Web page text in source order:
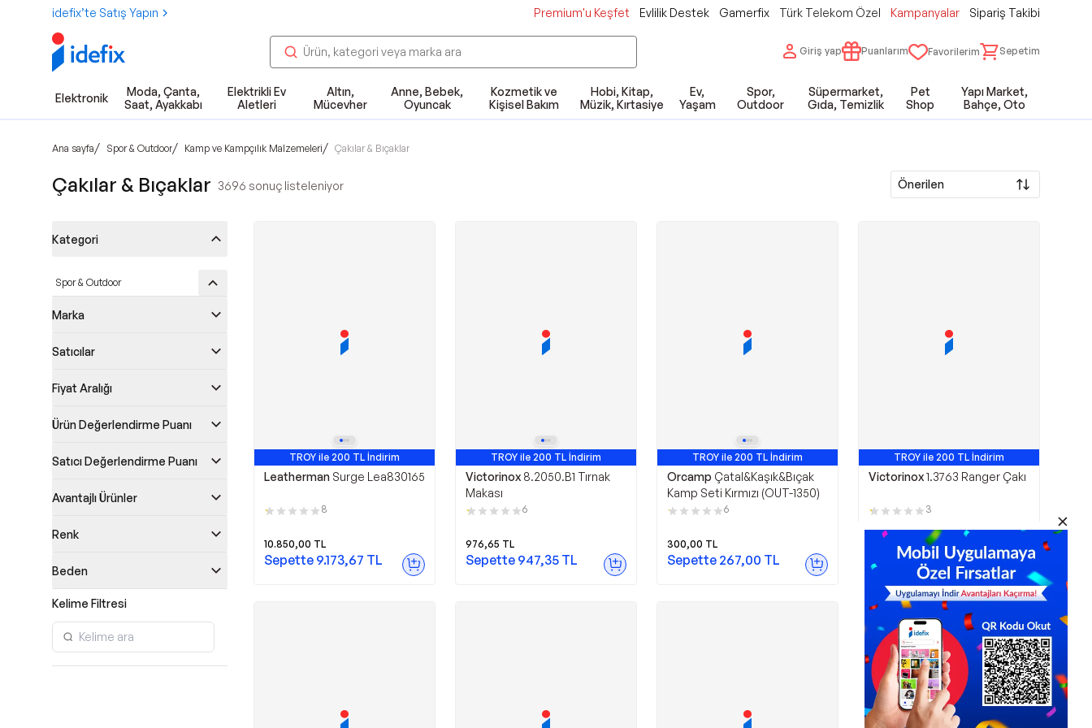
idefix’te Satış Yapın Premium'u Keşfet Evlilik Destek Gamerfix Türk Telekom Özel Kampanyalar Sipariş Takibi
Giriş yap Puanlarım Favorilerim Sepetim
Elektronik
Moda, Çanta,
Saat, Ayakkabı
Elektrikli Ev
Aletleri
Altın,
Mücevher
Anne, Bebek,
Oyuncak
Kozmetik ve
Kişisel Bakım
Hobi, Kitap,
Müzik, Kırtasiye
Ev,
Yaşam
Spor,
Outdoor
Süpermarket,
Gıda, Temizlik
Pet
Shop
Yapı Market,
Bahçe, Oto
Ana sayfa/ Spor & Outdoor/ Kamp ve Kampçılık Malzemeleri/ Çakılar & Bıçaklar
Çakılar & Bıçaklar 3696 sonuç listeleniyor Önerilen
Kategori
Spor & Outdoor
Marka
Satıcılar
Fiyat Aralığı
Ürün Değerlendirme Puanı
Satıcı Değerlendirme Puanı
Avantajlı Ürünler
Renk
Beden
Kelime Filtresi
TROY ile 200 TL İndirim
Avantajlı Ürün
Leatherman Surge Lea830165
8
10.850,00 TL
Sepette 9.173,67 TL
TROY ile 200 TL İndirim
Victorinox 8.2050.B1 Tırnak
Makası
6
976,65 TL
Sepette 947,35 TL
TROY ile 200 TL İndirim
Orcamp Çatal&Kaşık&Bıçak
Kamp Seti Kırmızı (OUT-1350)
6
300,00 TL
Sepette 267,00 TL
TROY ile 200 TL İndirim
Victorinox1.3763 Ranger Çakı
3
3.577,00TL